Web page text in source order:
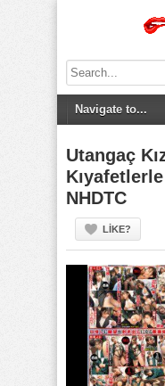
Search
for:
Utangaç
NHDTC
LIKE?